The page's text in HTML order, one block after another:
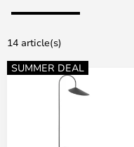
14 article(s)
SUMMER DEAL